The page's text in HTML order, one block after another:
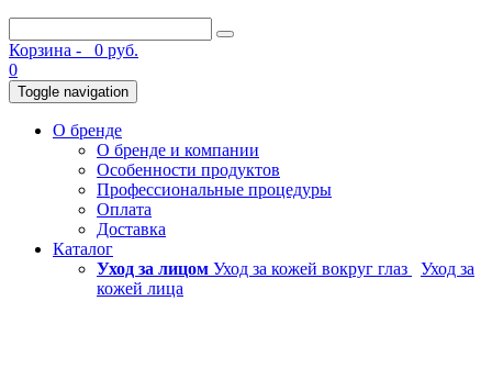
Корзина -
0 руб.
0
Toggle navigation
О бренде
О бренде и компании
Особенности продуктов
Профессиональные процедуры
Оплата
Доставка
Каталог
Уход за лицом Уход за кожей вокруг глаз
Уход за
кожей лица